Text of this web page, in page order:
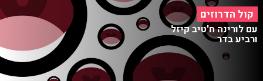
קול הדרוזים
עם לורינה ח'טיב קיזל
ורביע בדר